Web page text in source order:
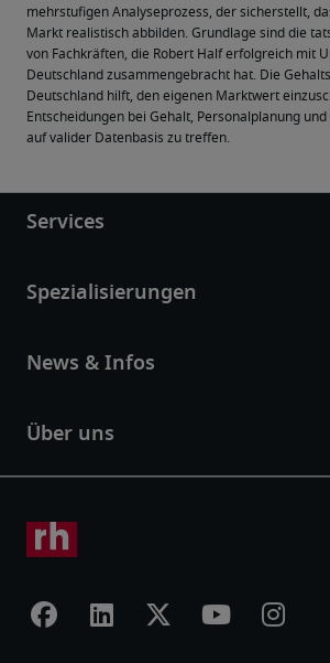
mehrstufigen Analyseprozess, der sicherstellt,
Markt realistisch abbilden. Grundlage sind die
von Fachkräften, die Robert Half erfolgreich mit
Deutschland zusammengebracht hat. Die
Deutschland hilft, den eigenen Marktwert
Entscheidungen bei Gehalt, Personalplanung
auf valider Datenbasis zu treffen.